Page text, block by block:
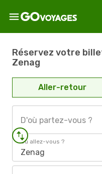
Réservez votre
Zenag
Aller-retour
D'où partez-vous ?
Où allez-vous ?
Zenag